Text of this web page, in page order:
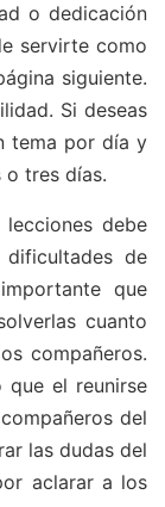
o dedicación
servirte como
siguiente.
Si deseas
tema por día y
o tres días.
debe
de
que
cuanto
compañeros.
que el reunirse
del
las dudas del
aclarar a los